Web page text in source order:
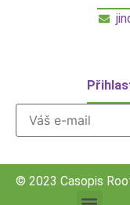
© 2023 Casopis